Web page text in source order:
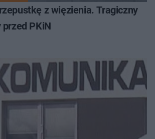
z więzienia. Tragiczny
przed PKiN